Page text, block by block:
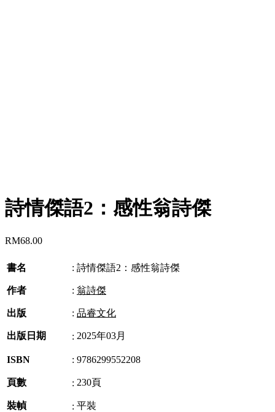
詩情傑語2：感性翁詩傑
RM68.00
書名 : 詩情傑語2：感性翁詩傑
作者 : 翁詩傑
出版 : 品睿文化
出版日期 : 2025年03月
ISBN : 9786299552208
頁數 : 230頁
裝幀 : 平裝